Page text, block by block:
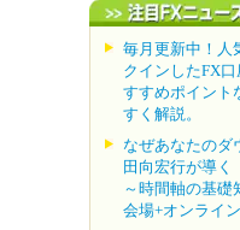
毎月更新中！人
クインしたFX
すすめポイント
すく解説。
なぜあなたのダ
田向宏行が導く
～時間軸の基礎
会場+オンライ